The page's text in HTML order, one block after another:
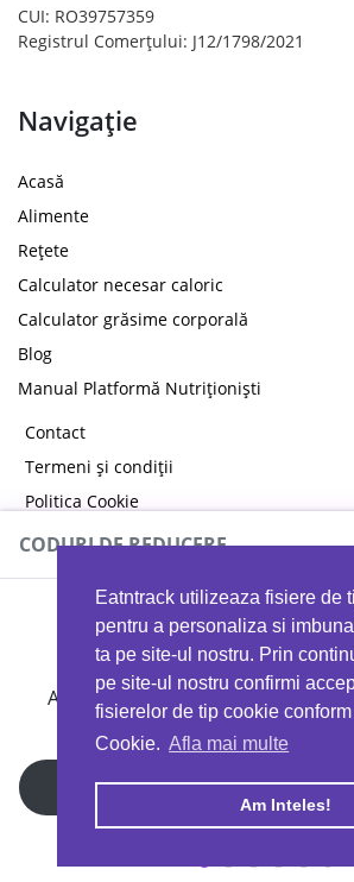
Eatntrack utilizeaza fisiere de
pentru a personaliza si
ta pe site-ul nostru. Prin
pe site-ul nostru confirmi
fisierelor de tip cookie
Cookie. Afla mai multe
Am Inteles!
CUI: RO39757359
Registrul Comerțului: J12/1798/2021
Navigație
Acasă
Alimente
Rețete
Calculator necesar caloric
Calculator grăsime corporală
Blog
Manual Platformă Nutriționiști
Contact
Termeni și condiții
Politica Cookie
Politica de confidențialitate
Copyright © 2026 EAT & TRACK S.R.L
CODURI DE REDUCERE
Ai 40%reducere la orice comandă
EATTRACK
Profită acum